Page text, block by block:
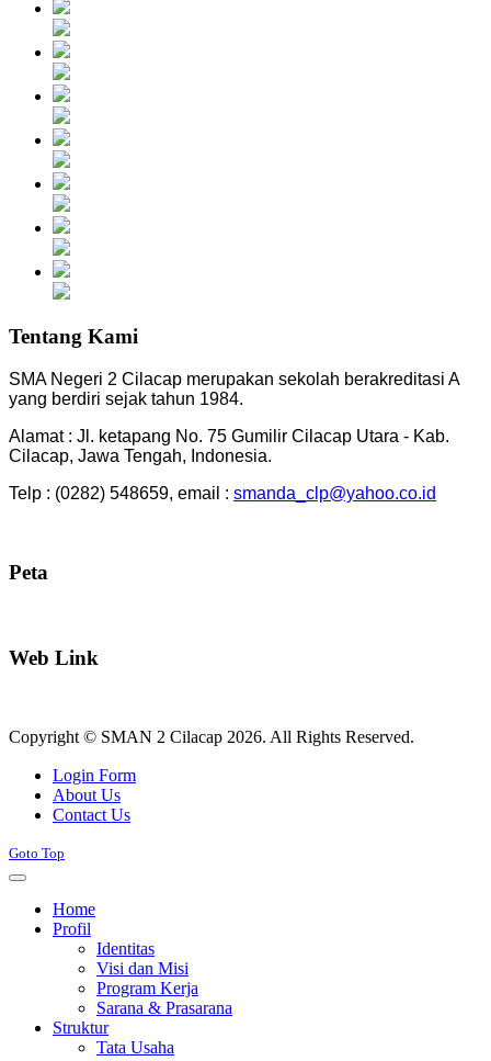
Tentang Kami
SMA Negeri 2 Cilacap merupakan sekolah berakreditasi A
yang berdiri sejak tahun 1984.
Alamat : Jl. ketapang No. 75 Gumilir Cilacap Utara - Kab.
Cilacap, Jawa Tengah, Indonesia.
Telp : (0282) 548659, email : smanda_clp@yahoo.co.id
Peta
Web Link
Copyright © SMAN 2 Cilacap 2026. All Rights Reserved.
Login Form
About Us
Contact Us
Goto Top
Home
Profil
Identitas
Visi dan Misi
Program Kerja
Sarana & Prasarana
Struktur
Tata Usaha